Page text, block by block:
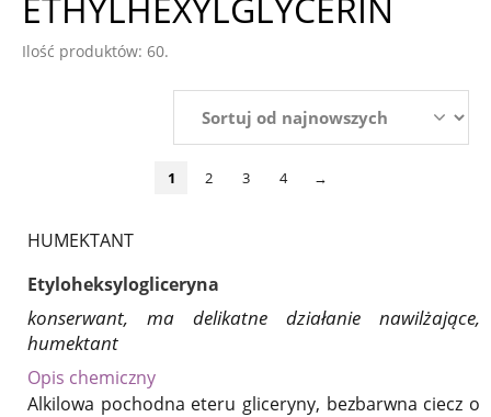
Ilość produktów: 60.
1 2 3 4 →
HUMEKTANT
Etyloheksylogliceryna
konserwant, ma delikatne działanie nawilżające,
humektant
Opis chemiczny
Alkilowa pochodna eteru gliceryny, bezbarwna ciecz o